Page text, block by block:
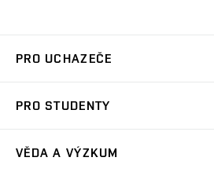
PRO UCHAZEČE
Ambasadoři studia
PRO STUDENTY
VĚDA A VÝZKUM